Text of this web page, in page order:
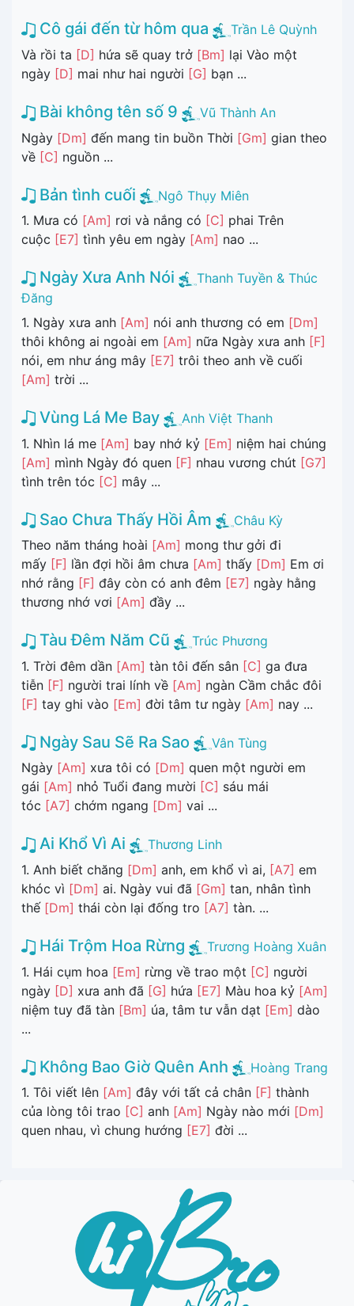
Cô gái đến từ hôm qua
Trần Lê Quỳnh
Và rồi ta [D] hứa sẽ quay trở [Bm] lại Vào một
ngày [D] mai như hai người [G] bạn ...
Bài không tên số 9
Vũ Thành An
Ngày [Dm] đến mang tin buồn Thời [Gm] gian theo
về [C] nguồn ...
Bản tình cuối
Ngô Thụy Miên
1. Mưa có [Am] rơi và nắng có [C] phai Trên
cuộc [E7] tình yêu em ngày [Am] nao ...
Ngày Xưa Anh Nói
Thanh Tuyền & Thúc
Đăng
1. Ngày xưa anh [Am] nói anh thương có em [Dm]
thôi không ai ngoài em [Am] nữa Ngày xưa anh [F]
nói, em như áng mây [E7] trôi theo anh về cuối
[Am] trời ...
Vùng Lá Me Bay
Anh Việt Thanh
1. Nhìn lá me [Am] bay nhớ kỷ [Em] niệm hai chúng
[Am] mình Ngày đó quen [F] nhau vương chút [G7]
tình trên tóc [C] mây ...
Sao Chưa Thấy Hồi Âm
Châu Kỳ
Theo năm tháng hoài [Am] mong thư gởi đi
mấy [F] lần đợi hồi âm chưa [Am] thấy [Dm] Em ơi
nhớ rằng [F] đây còn có anh đêm [E7] ngày hằng
thương nhớ vơi [Am] đầy ...
Tàu Đêm Năm Cũ
Trúc Phương
1. Trời đêm dần [Am] tàn tôi đến sân [C] ga đưa
tiễn [F] người trai lính về [Am] ngàn Cầm chắc đôi
[F] tay ghi vào [Em] đời tâm tư ngày [Am] nay ...
Ngày Sau Sẽ Ra Sao
Vân Tùng
Ngày [Am] xưa tôi có [Dm] quen một người em
gái [Am] nhỏ Tuổi đang mười [C] sáu mái
tóc [A7] chớm ngang [Dm] vai ...
Ai Khổ Vì Ai
Thương Linh
1. Anh biết chăng [Dm] anh, em khổ vì ai, [A7] em
khóc vì [Dm] ai. Ngày vui đã [Gm] tan, nhân tình
thế [Dm] thái còn lại đống tro [A7] tàn. ...
Hái Trộm Hoa Rừng
Trương Hoàng Xuân
1. Hái cụm hoa [Em] rừng về trao một [C] người
ngày [D] xưa anh đã [G] hứa [E7] Màu hoa kỷ [Am]
niệm tuy đã tàn [Bm] úa, tâm tư vẫn dạt [Em] dào
...
Không Bao Giờ Quên Anh
Hoàng Trang
1. Tôi viết lên [Am] đây với tất cả chân [F] thành
của lòng tôi trao [C] anh [Am] Ngày nào mới [Dm]
quen nhau, vì chung hướng [E7] đời ...